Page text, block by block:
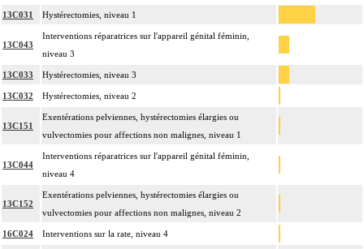
13C031 Hystérectomies, niveau 1
13C043
Interventions réparatrices sur l'appareil génital féminin,
niveau 3
13C033 Hystérectomies, niveau 3
13C032 Hystérectomies, niveau 2
13C151
Exentérations pelviennes, hystérectomies élargies ou
vulvectomies pour affections non malignes, niveau 1
13C044
Interventions réparatrices sur l'appareil génital féminin,
niveau 4
13C152
Exentérations pelviennes, hystérectomies élargies ou
vulvectomies pour affections non malignes, niveau 2
16C024 Interventions sur la rate, niveau 4